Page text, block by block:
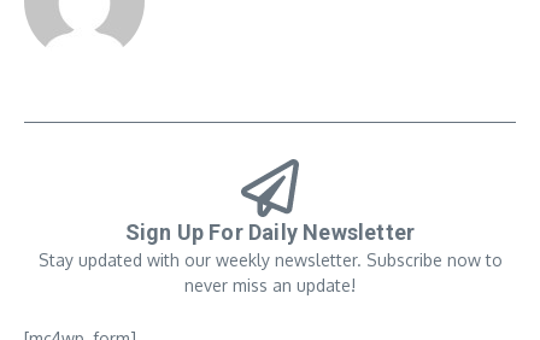
Sign Up For Daily Newsletter
Stay updated with our weekly newsletter. Subscribe now to
never miss an update!